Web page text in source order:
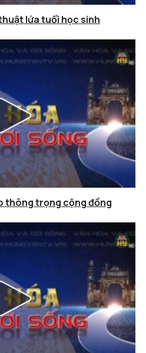
lứa tuổi học sinh
thông trọng cộng đồng